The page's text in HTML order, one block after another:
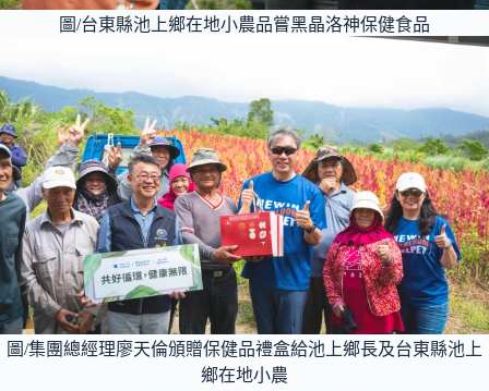
圖/台東縣池上鄉在地小農品嘗黑晶洛神保健食品
圖/集團總經理廖天倫頒贈保健品禮盒給池上鄉長及台東縣池上
鄉在地小農